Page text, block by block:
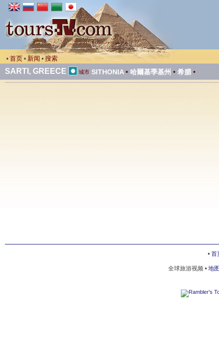
• 首页 • 新闻 • 搜索
SARTI, GREECE 城市 SITHONIA • 哈爾基季基州 • 希腊 •
• 首
全球旅游视频 • 地